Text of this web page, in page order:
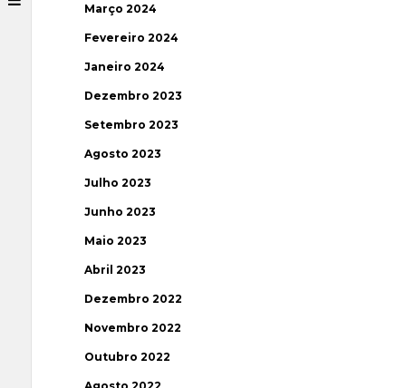
Março 2024
Fevereiro 2024
Janeiro 2024
Dezembro 2023
Setembro 2023
Agosto 2023
Julho 2023
Junho 2023
Maio 2023
Abril 2023
Dezembro 2022
Novembro 2022
Outubro 2022